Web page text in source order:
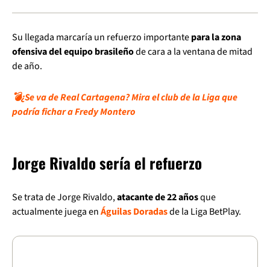
Su llegada marcaría un refuerzo importantepara la zona
ofensiva del equipo brasileñode cara a la ventana de mitad
de año.
💣¿Se va de Real Cartagena? Mira el club de la Liga que
podría fichar a Fredy Montero
Jorge Rivaldo sería el refuerzo
Se trata de Jorge Rivaldo,atacante de 22 añosque
actualmente juega enÁguilas Doradasde la Liga BetPlay.